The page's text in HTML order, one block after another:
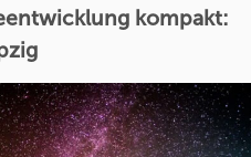
kompakt: